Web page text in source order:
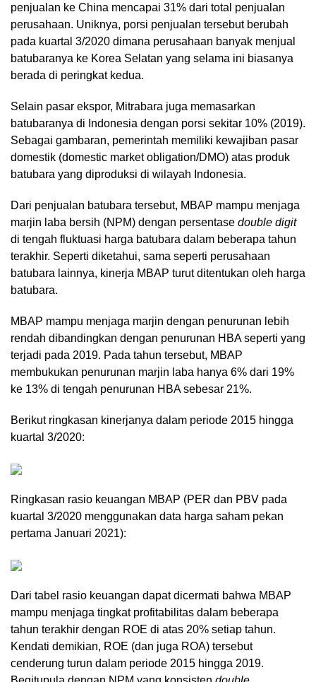
penjualan ke China mencapai 31% dari total penjualan
perusahaan. Uniknya, porsi penjualan tersebut berubah
pada kuartal 3/2020 dimana perusahaan banyak menjual
batubaranya ke Korea Selatan yang selama ini biasanya
berada di peringkat kedua.
Selain pasar ekspor, Mitrabara juga memasarkan
batubaranya di Indonesia dengan porsi sekitar 10% (2019).
Sebagai gambaran, pemerintah memiliki kewajiban pasar
domestik (domestic market obligation/DMO) atas produk
batubara yang diproduksi di wilayah Indonesia.
Dari penjualan batubara tersebut, MBAP mampu menjaga
marjin laba bersih (NPM) dengan persentase double digit
di tengah fluktuasi harga batubara dalam beberapa tahun
terakhir. Seperti diketahui, sama seperti perusahaan
batubara lainnya, kinerja MBAP turut ditentukan oleh harga
batubara.
MBAP mampu menjaga marjin dengan penurunan lebih
rendah dibandingkan dengan penurunan HBA seperti yang
terjadi pada 2019. Pada tahun tersebut, MBAP
membukukan penurunan marjin laba hanya 6% dari 19%
ke 13% di tengah penurunan HBA sebesar 21%.
Berikut ringkasan kinerjanya dalam periode 2015 hingga
kuartal 3/2020:
Ringkasan rasio keuangan MBAP (PER dan PBV pada
kuartal 3/2020 menggunakan data harga saham pekan
pertama Januari 2021):
Dari tabel rasio keuangan dapat dicermati bahwa MBAP
mampu menjaga tingkat profitabilitas dalam beberapa
tahun terakhir dengan ROE di atas 20% setiap tahun.
Kendati demikian, ROE (dan juga ROA) tersebut
cenderung turun dalam periode 2015 hingga 2019.